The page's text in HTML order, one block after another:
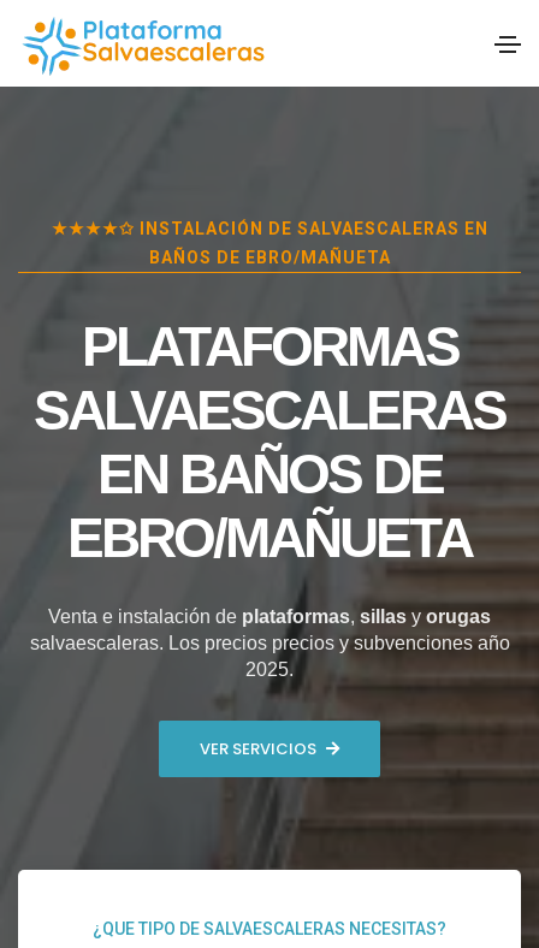
★★★★✩ INSTALACIÓN DE SALVAESCALERAS EN
BAÑOS DE EBRO/MAÑUETA
PLATAFORMAS
SALVAESCALERAS
EN BAÑOS DE
EBRO/MAÑUETA
Venta e instalación de plataformas, sillas y orugas
salvaescaleras. Los precios precios y subvenciones año
2025.
VER SERVICIOS
¿QUE TIPO DE SALVAESCALERAS NECESITAS?